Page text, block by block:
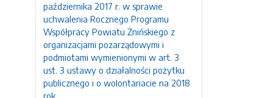
października 2017 r. w sprawie
uchwalenia Rocznego Programu
Współpracy Powiatu Żnińskiego z
organizacjami pozarządowymi i
podmiotami wymienionymi w art. 3
ust. 3 ustawy o działalności pożytku
publicznego i o wolontariacie na 2018
rok